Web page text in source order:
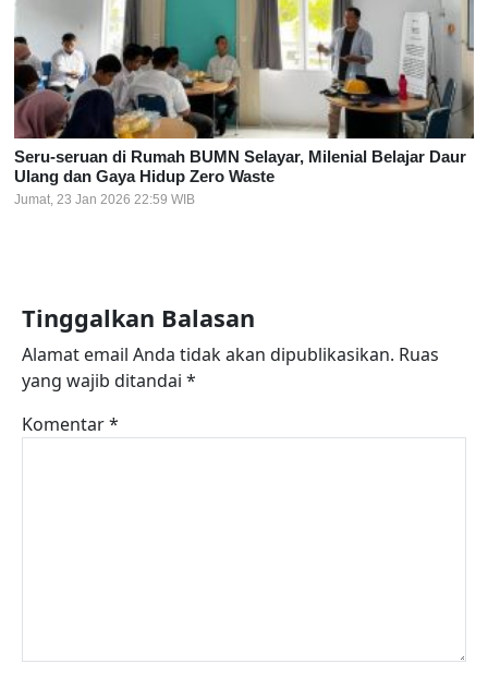
Seru-seruan di Rumah BUMN Selayar, Milenial Belajar Daur
Ulang dan Gaya Hidup Zero Waste
Jumat, 23 Jan 2026 22:59 WIB
Tinggalkan Balasan
Alamat email Anda tidak akan dipublikasikan. Ruas
yang wajib ditandai *
Komentar*